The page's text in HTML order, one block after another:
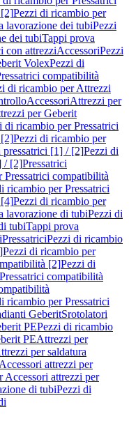
[2]Pezzi di ricambio per
lavorazione dei tubiPezzi
dei tubiTappi prova
con attrezziAccessoriPezzi
VolexPezzi di
compatibilità
di ricambio per Attrezzi
AccessoriAttrezzi per
per Geberit
di ricambio per Pressatrici
[2]Pezzi di ricambio per
[1] / [2]Pezzi di
/ [2]Pressatrici
compatibilità
ricambio per Pressatrici
[4]Pezzi di ricambio per
lavorazione di tubiPezzi di
tubiTappi prova
PressatriciPezzi di ricambio
Pezzi di ricambio per
[2]Pezzi di
Pressatrici compatibilità
ricambio per Pressatrici
GeberitSrotolatori
PEPezzi di ricambio
PEAttrezzi per
per saldatura
Accessori attrezzi per
Accessori attrezzi per
di tubiPezzi di